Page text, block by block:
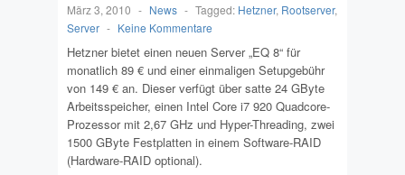
März 3, 2010 - News - Tagged: Hetzner, Rootserver,
Server - Keine Kommentare
Hetzner bietet einen neuen Server „EQ 8“ für
monatlich 89 € und einer einmaligen Setupgebühr
von 149 € an. Dieser verfügt über satte 24 GByte
Arbeitsspeicher, einen Intel Core i7 920 Quadcore-
Prozessor mit 2,67 GHz und Hyper-Threading, zwei
1500 GByte Festplatten in einem Software-RAID
(Hardware-RAID optional).